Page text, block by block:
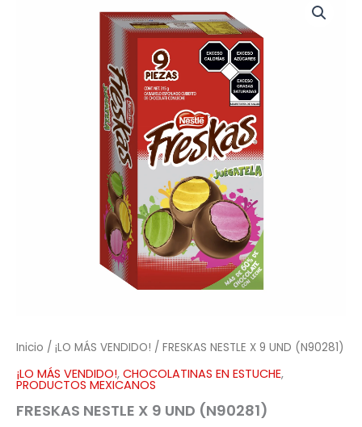
Inicio / ¡LO MÁS VENDIDO! / FRESKAS NESTLE X 9 UND (N90281)
¡LO MÁS VENDIDO!, CHOCOLATINAS EN ESTUCHE,
PRODUCTOS MEXICANOS
FRESKAS NESTLE X 9 UND (N90281)